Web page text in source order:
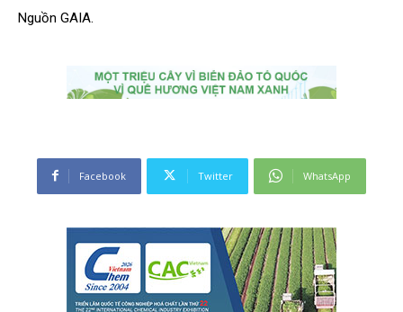
Nguồn GAIA.
Facebook Twitter WhatsApp